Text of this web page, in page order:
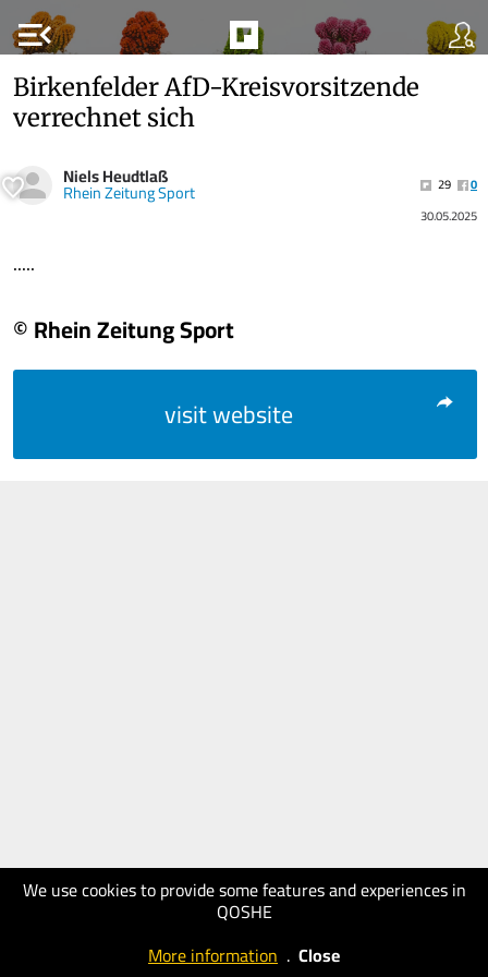
menu_open
We use cookies to provide some features and experiences in
QOSHE
More information . Close
Birkenfelder AfD-Kreisvorsitzende
verrechnet sich
Niels Heudtlaß
Rhein Zeitung Sport 29
0
30.05.2025
.....
© Rhein Zeitung Sport
visit website